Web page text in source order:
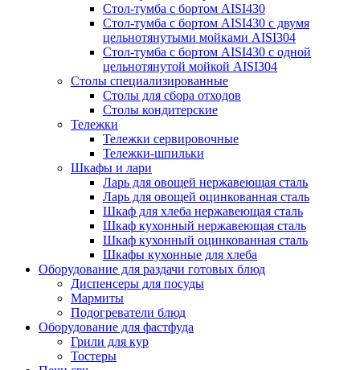
Стол-тумба с бортом AISI430
Стол-тумба с бортом AISI430 с двумя
цельнотянутыми мойками AISI304
Стол-тумба с бортом AISI430 с одной
цельнотянутой мойкой AISI304
Столы специализированные
Столы для сбора отходов
Столы кондитерские
Тележки
Тележки сервировочные
Тележки-шпильки
Шкафы и лари
Ларь для овощей нержавеющая сталь
Ларь для овощей оцинкованная сталь
Шкаф для хлеба нержавеющая сталь
Шкаф кухонный нержавеющая сталь
Шкаф кухонный оцинкованная сталь
Шкафы кухонные для хлеба
Оборудование для раздачи готовых блюд
Диспенсеры для посуды
Мармиты
Подогреватели блюд
Оборудование для фастфуда
Грили для кур
Тостеры